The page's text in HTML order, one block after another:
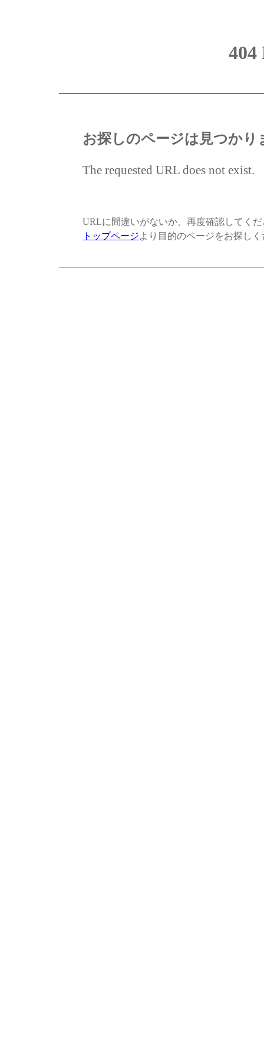
404
お探しのページは見つかり
The requested URL does not exist.
URLに間違いがないか、再度確認してく
トップページより目的のページをお探し